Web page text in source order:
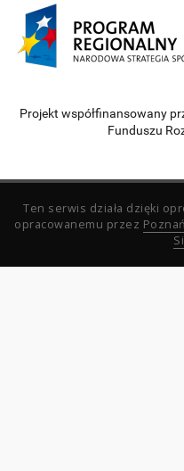
Projekt współfinansowany
Funduszu
Ten serwis działa dzięki
opracowanemu przez